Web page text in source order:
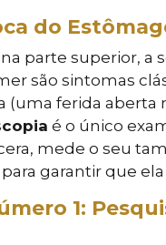
do
parte superior, a
são sintomas
(uma ferida aberta
é o único
mede o seu
garantir que
1: